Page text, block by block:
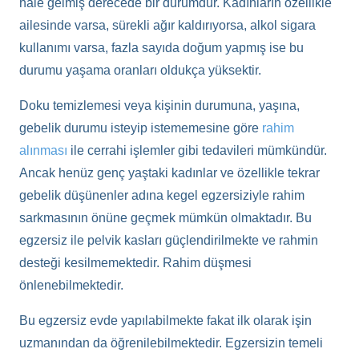
ailesinde varsa, sürekli ağır kaldırıyorsa, alkol sigara
kullanımı varsa, fazla sayıda doğum yapmış ise bu
durumu yaşama oranları oldukça yüksektir.
Doku temizlemesi veya kişinin durumuna, yaşına,
gebelik durumu isteyip istememesine göre rahim
alınması ile cerrahi işlemler gibi tedavileri mümkündür.
Ancak henüz genç yaştaki kadınlar ve özellikle tekrar
gebelik düşünenler adına kegel egzersiziyle rahim
sarkmasının önüne geçmek mümkün olmaktadır. Bu
egzersiz ile pelvik kasları güçlendirilmekte ve rahmin
desteği kesilmemektedir. Rahim düşmesi
önlenebilmektedir.
Bu egzersiz evde yapılabilmekte fakat ilk olarak işin
uzmanından da öğrenilebilmektedir. Egzersizin temeli